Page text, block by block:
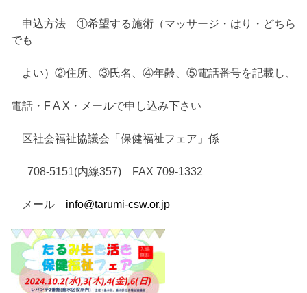
申込方法 ①希望する施術（マッサージ・はり・どちら
でも
よい）②住所、③氏名、④年齢、⑤電話番号を記載し、
電話・F A X・メールで申し込み下さい
区社会福祉協議会「保健福祉フェア」係
708-5151(内線357) FAX 709-1332
メール info@tarumi-csw.or.jp